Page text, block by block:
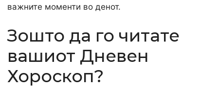
важните моменти во денот.
Зошто да го читате
вашиот Дневен
Хороскоп?